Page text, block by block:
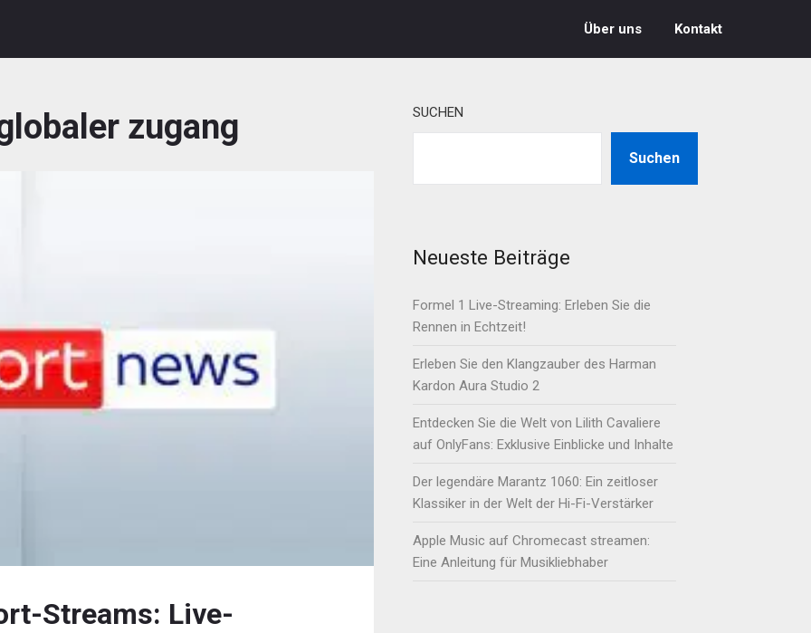
Über uns Kontakt
zugang
Streams: Live-
SUCHEN
Suchen
Neueste Beiträge
Formel 1 Live-Streaming: Erleben Sie die
Rennen in Echtzeit!
Erleben Sie den Klangzauber des Harman
Kardon Aura Studio 2
Entdecken Sie die Welt von Lilith Cavaliere
auf OnlyFans: Exklusive Einblicke und Inhalte
Der legendäre Marantz 1060: Ein zeitloser
Klassiker in der Welt der Hi-Fi-Verstärker
Apple Music auf Chromecast streamen:
Eine Anleitung für Musikliebhaber